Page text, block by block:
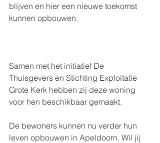
blijven en hier een nieuwe toekomst
kunnen opbouwen.
Samen met het initiatief De
Thuisgevers en Stichting Exploitatie
Grote Kerk hebben zij deze woning
voor hen beschikbaar gemaakt.
​De bewoners kunnen nu verder hun
leven opbouwen in Apeldoorn. Wil jij